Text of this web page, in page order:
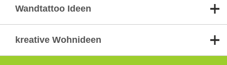
Wandtattoo Ideen
kreative Wohnideen